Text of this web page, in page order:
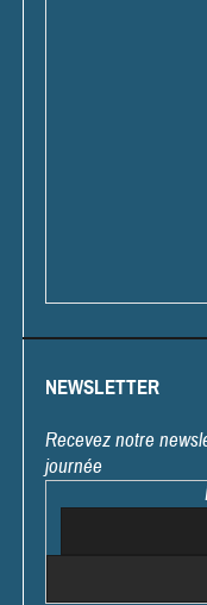
NEWSLETTER
Recevez notre
journée